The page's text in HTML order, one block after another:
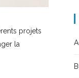
projets
la